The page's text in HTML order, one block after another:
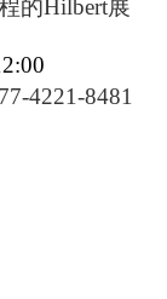
的Hilbert展
4221-8481